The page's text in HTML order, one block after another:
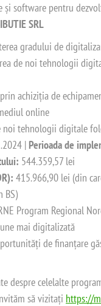
și software pentru
SRL
gradului de
de noi tehnologii
achiziția de
online
noi tehnologii digitale
| Perioada de
544.359,57 lei
415.966,90 lei (din
BS)
Program Regional
mai digitalizată
de finanțare
despre celelalte
să vizitați https://